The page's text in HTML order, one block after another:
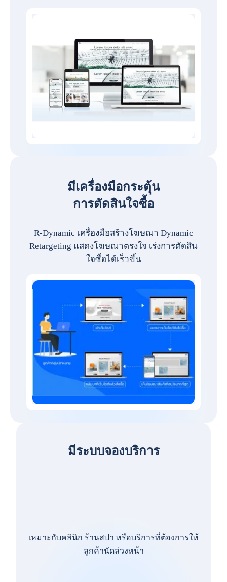
มีเครื่องมือกระตุ้น
การตัดสินใจซื้อ
R-Dynamic เครื่องมือสร้างโฆษณา Dynamic
Retargeting แสดงโฆษณาตรงใจ เร่งการตัดสิน
ใจซื้อได้เร็วขึ้น
มีระบบจองบริการ
เหมาะกับคลินิก ร้านสปา หรือบริการที่ต้องการให้
ลูกค้านัดล่วงหน้า